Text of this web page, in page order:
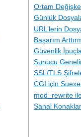
Ortam
Günlük
URL’lerin
Başarım
Güvenlik
Sunucu
SSL/TLS
CGI için
mod_rewrite
Sanal Konaklar